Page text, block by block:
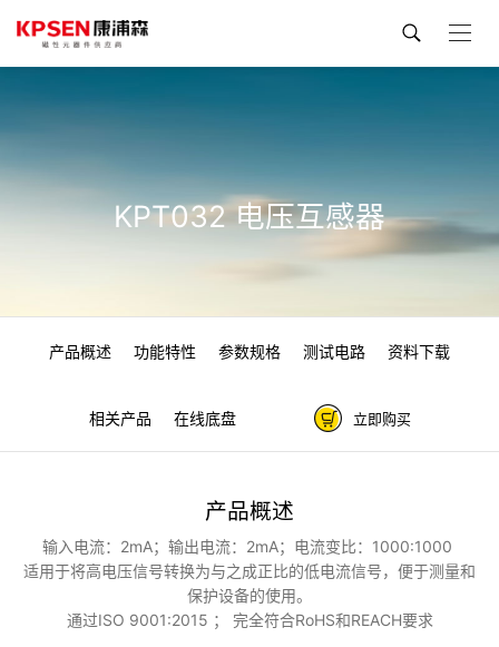
KPT032 电压互感器
产品概述 功能特性 参数规格 测试电路 资料下载
相关产品 在线底盘 立即购买
产品概述
输入电流：2mA；输出电流：2mA；电流变比：1000:1000
适用于将高电压信号转换为与之成正比的低电流信号，便于测量和
保护设备的使用。
通过ISO 9001:2015 ； 完全符合RoHS和REACH要求